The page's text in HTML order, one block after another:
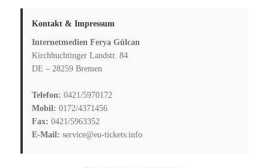
Kontakt & Impressum
Internetmedien Ferya Gülcan
Kirchhuchtinger Landstr. 84
DE – 28259 Bremen
Telefon: 0421/5970172
Mobil: 0172/4371456
Fax: 0421/5963352
E-Mail: service@eu-tickets.info